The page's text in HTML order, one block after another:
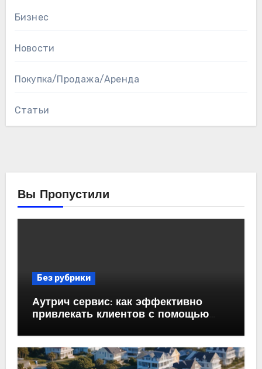
Бизнес
Новости
Покупка/Продажа/Аренда
Статьи
Вы Пропустили
Без рубрики
Аутрич сервис: как эффективно
привлекать клиентов с помощью